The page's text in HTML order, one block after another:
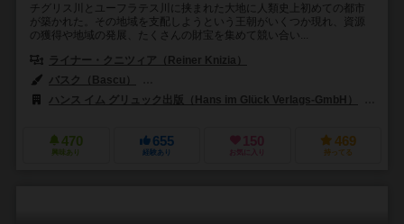
チグリス川とユーフラテス川に挟まれた大地に人類史上初めての都市
が築かれた。その地域を支配しようという王朝がいくつか現れ、資源
の獲得や地域の発展、たくさんの財宝を集めて競い合い...
ライナー・クニツィア（Reiner Knizia）
バスク（Bascu）
ハンス イム グリュック出版（Hans im Glück Verlags-GmbH）
470
興味あり
655
経験あり
150
お気に入り
469
持ってる